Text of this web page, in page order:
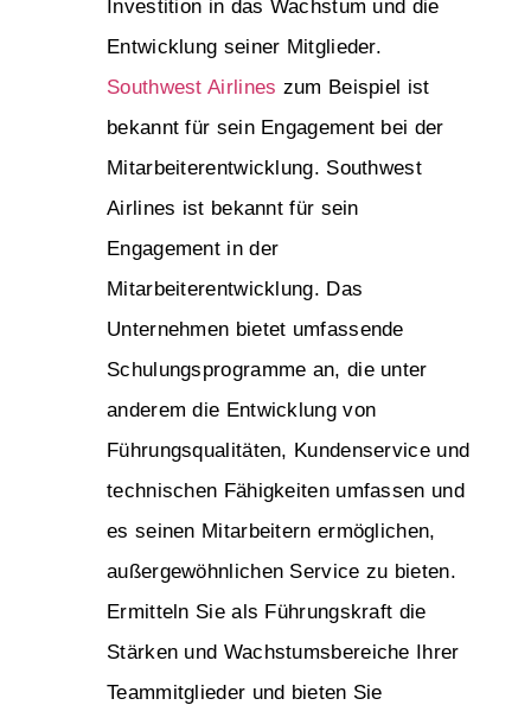
Investition in das Wachstum und die
Entwicklung seiner Mitglieder.
Southwest Airlines zum Beispiel ist
bekannt für sein Engagement bei der
Mitarbeiterentwicklung. Southwest
Airlines ist bekannt für sein
Engagement in der
Mitarbeiterentwicklung. Das
Unternehmen bietet umfassende
Schulungsprogramme an, die unter
anderem die Entwicklung von
Führungsqualitäten, Kundenservice und
technischen Fähigkeiten umfassen und
es seinen Mitarbeitern ermöglichen,
außergewöhnlichen Service zu bieten.
Ermitteln Sie als Führungskraft die
Stärken und Wachstumsbereiche Ihrer
Teammitglieder und bieten Sie